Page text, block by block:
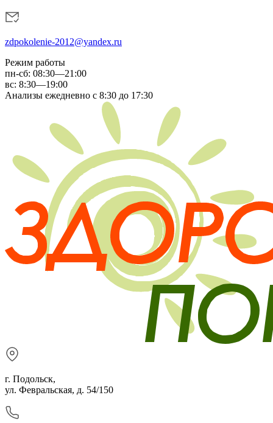
zdpokolenie-2012@yandex.ru
Режим работы
пн-сб: 08:30—21:00
вс: 8:30—19:00
Анализы ежедневно с 8:30 до 17:30
г. Подольск,
ул. Февральская, д. 54/150